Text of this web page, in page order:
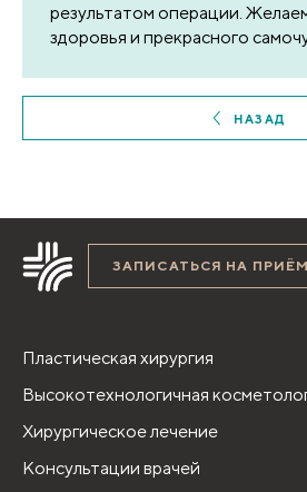
результатом операции.
здоровья и прекрасного
НАЗАД
ЗАПИСАТЬСЯ НА ПРИЁМ
Пластическая хирургия
Высокотехнологичная
Хирургическое лечение
Консультации врачей